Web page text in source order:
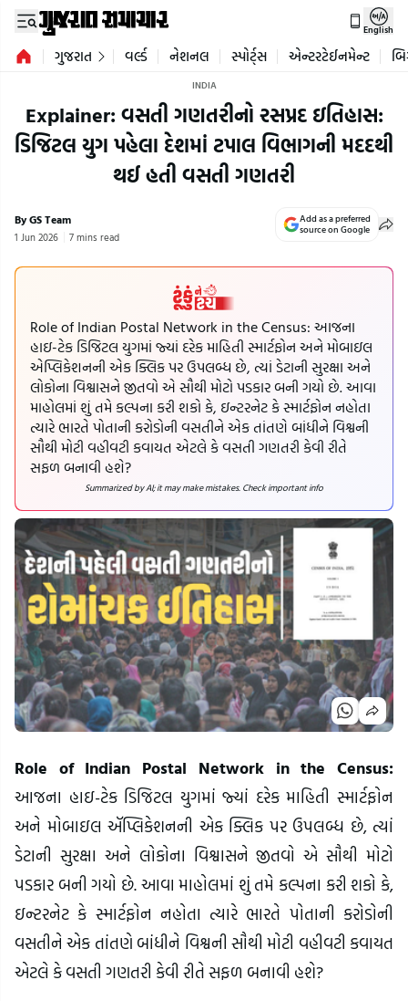
English
ગુજરાત વર્લ્ડ નેશનલ સ્પોર્ટ્સ એન્ટરટેઈનમેન્ટ
INDIA
Explainer: વસતી ગણતરીનો રસપ્રદ ઇતિહાસ:
ડિજિટલ યુગ પહેલા દેશમાં ટપાલ વિભાગની મદદથી
થઈ હતી વસતી ગણતરી
By GS Team
1 Jun 2026 7 mins read
Add as a preferred
source on Google
Role of Indian Postal Network in the Census: આજના
હાઇ-ટેક ડિજિટલ યુગમાં જ્યાં દરેક માહિતી સ્માર્ટફોન અને મોબાઇલ
એપ્લિકેશનની એક ક્લિક પર ઉપલબ્ધ છે, ત્યાં ડેટાની સુરક્ષા અને
લોકોના વિશ્વાસને જીતવો એ સૌથી મોટો પડકાર બની ગયો છે. આવા
માહોલમાં શું તમે કલ્પના કરી શકો કે, ઇન્ટરનેટ કે સ્માર્ટફોન નહોતા
ત્યારે ભારતે પોતાની કરોડોની વસતીને એક તાંતણે બાંધીને વિશ્વની
સૌથી મોટી વહીવટી કવાયત એટલે કે વસતી ગણતરી કેવી રીતે
સફળ બનાવી હશે?
Summarized by AI; it may make mistakes. Check important info
Role of Indian Postal Network in the Census:
આજના હાઇ-ટેક ડિજિટલ યુગમાં જ્યાં દરેક માહિતી સ્માર્ટફોન
અને મોબાઇલ ઍપ્લિકેશનની એક ક્લિક પર ઉપલબ્ધ છે, ત્યાં
ડેટાની સુરક્ષા અને લોકોના વિશ્વાસને જીતવો એ સૌથી મોટો
પડકાર બની ગયો છે. આવા માહોલમાં શું તમે કલ્પના કરી શકો કે,
ઇન્ટરનેટ કે સ્માર્ટફોન નહોતા ત્યારે ભારતે પોતાની કરોડોની
વસતીને એક તાંતણે બાંધીને વિશ્વની સૌથી મોટી વહીવટી કવાયત
એટલે કે વસતી ગણતરી કેવી રીતે સફળ બનાવી હશે?